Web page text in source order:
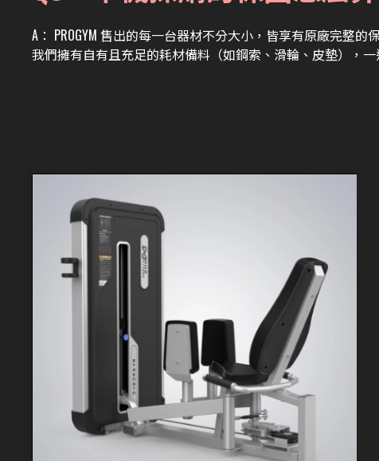
A： PROGYM 售出的每一台器材不分大小，皆享有原廠完整的
我們擁有自有且充足的耗材備料（如鋼索、滑輪、皮墊），